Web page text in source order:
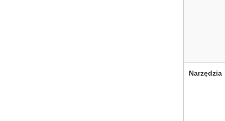
Narzędzia